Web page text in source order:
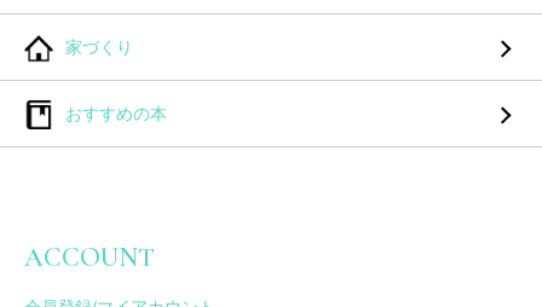
家づくり
おすすめの本
ACCOUNT